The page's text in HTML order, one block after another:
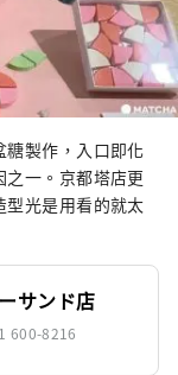
製作，入口即化
一。京都塔店更
光是用看的就太
サンド店
600-8216